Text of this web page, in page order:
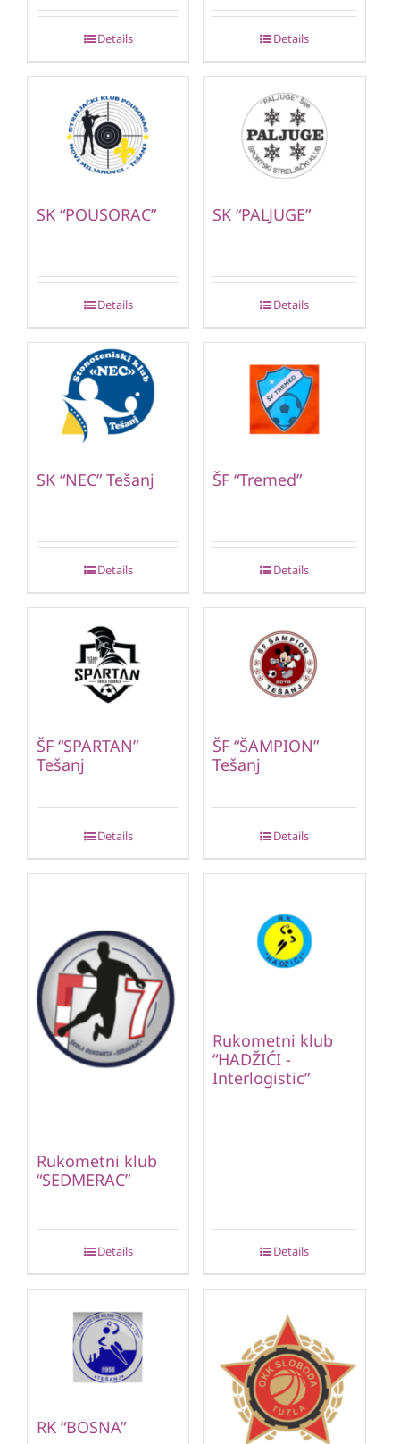
Details Details
SK “POUSORAC”
Details
SK “PALJUGE”
Details
SK “NEC” Tešanj
Details
ŠF “Tremed”
Details
ŠF “SPARTAN”
Tešanj
Details
ŠF “ŠAMPION”
Tešanj
Details
Rukometni klub
“SEDMERAC”
Details
Rukometni klub
“HADŽIĆI -
Interlogistic”
Details
RK “BOSNA”